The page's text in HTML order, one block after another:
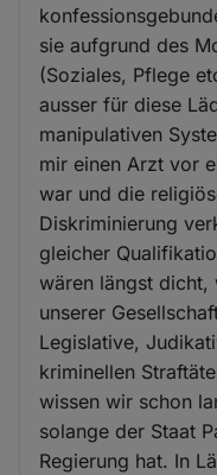
sie aufgrund des
(Soziales, Pflege
ausser für diese
manipulativen
mir einen Arzt vor
war und die
Diskriminierung
gleicher
wären längst dicht,
unserer
Legislative,
kriminellen
wissen wir schon
solange der Staat
Regierung hat. In